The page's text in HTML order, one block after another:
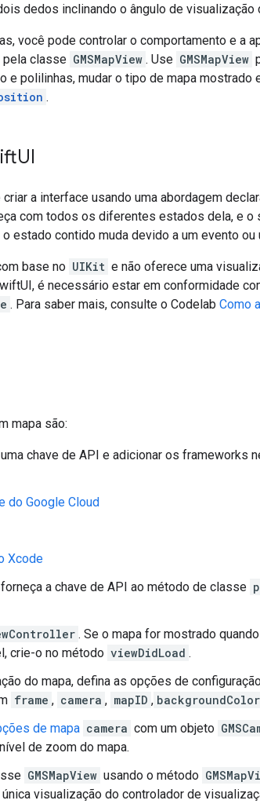
dedos inclinando o ângulo de visualização
você pode controlar o comportamento e a
classe GMSMapView . Use GMSMapView
polilinhas, mudar o tipo de mapa mostrado
.
UI
a interface usando uma abordagem
com todos os diferentes estados dela, e
estado contido muda devido a um evento ou
base no UIKit e não oferece uma
é necessário estar em conformidade
. Para saber mais, consulte o Codelab Como
mapa são:
chave de API e adicionar os frameworks
do Google Cloud
Xcode
a chave de API ao método de classe
. Se o mapa for mostrado
crie-o no método viewDidLoad .
do mapa, defina as opções de
frame , camera , mapID , backgroundColor
de mapa camera com um objeto
de zoom do mapa.
GMSMapView usando o método
visualização do controlador de